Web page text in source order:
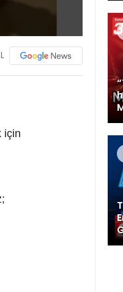
için